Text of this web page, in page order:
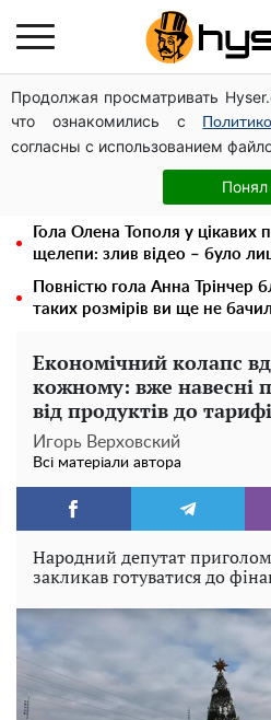
Продолжая просматривать
что ознакомились с
согласны с использованием
Понял
Чи може Поштова площа
входу до історичного Києва
Дрони із націнкою:
мільйони оборонного
Гола Олена Тополя у цікавих
щелепи: злив відео – було
Повністю гола Анна Трінчер
таких розмірів ви ще не
Економічний колапс
кожному: вже навесні
від продуктів до
Игорь Верховский
Всі матеріали автора
Народний депутат
закликав готуватися до